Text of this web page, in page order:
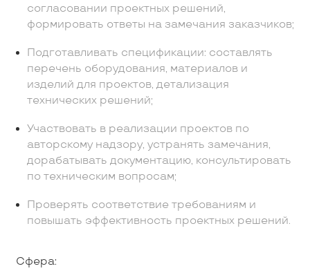
согласовании проектных решений,
формировать ответы на замечания заказчиков;
Подготавливать спецификации: составлять
перечень оборудования, материалов и
изделий для проектов, детализация
технических решений;
Участвовать в реализации проектов по
авторскому надзору, устранять замечания,
дорабатывать документацию, консультировать
по техническим вопросам;
Проверять соответствие требованиям и
повышать эффективность проектных решений.
Сфера: